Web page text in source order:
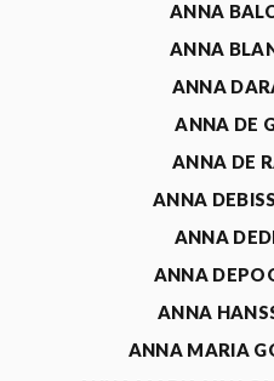
ANNA
ANNA
ANNA
ANNA DE
ANNA DE
ANNA
ANNA
ANNA
ANNA
ANNA MARIA